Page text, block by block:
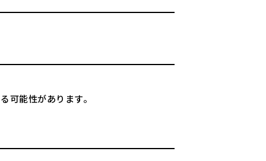
可能性があります。